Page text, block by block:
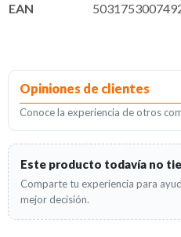
EAN
Opiniones de clientes
Conoce la experiencia de otros
Este producto todavía no
Comparte tu experiencia para
mejor decisión.